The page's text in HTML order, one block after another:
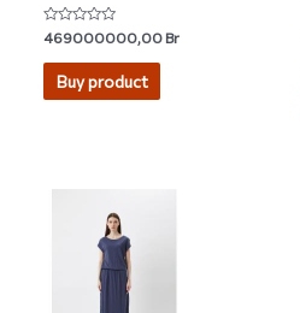
Rated
0
out
469000000,00Br
Buy product